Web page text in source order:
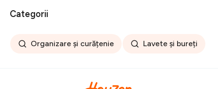
Categorii
Organizare și curățenie Lavete și bureți